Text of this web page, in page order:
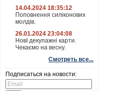
14.04.2024 18:35:12
Поповнення силіконових
молдів.
26.01.2024 23:04:08
НовІ декупажні карти.
Чекаємо на весну.
Смотреть все...
Подписаться на новости: